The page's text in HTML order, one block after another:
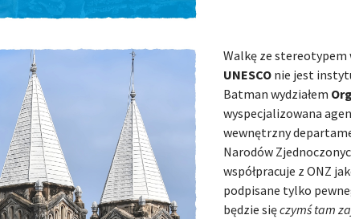
Walkę ze stereotypem
UNESCO nie jest
Batman wydziałem
wyspecjalizowana
wewnętrzny
Narodów
współpracuje z ONZ
podpisane tylko
będzie sięczymś tam